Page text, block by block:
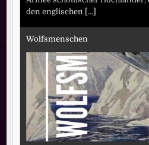
den englischen [...]
Wolfsmenschen